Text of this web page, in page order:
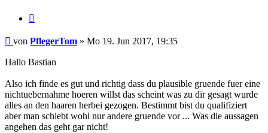
Beitrag
von PflegerTom » Mo 19. Jun 2017, 19:35
Hallo Bastian
Also ich finde es gut und richtig dass du plausible gruende fuer eine
nichtuebernahme hoeren willst das scheint was zu dir gesagt wurde
alles an den haaren herbei gezogen. Bestimmt bist du qualifiziert
aber man schiebt wohl nur andere gruende vor ... Was die aussagen
angehen das geht gar nicht!